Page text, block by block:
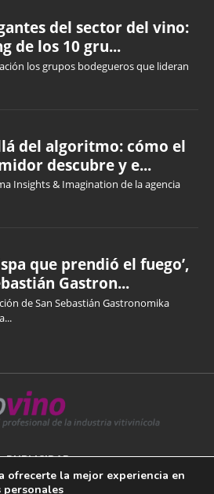
del sector del vino:
de los 10 gru...
los grupos bodegueros que lideran
del algoritmo: cómo el
descubre y e...
Insights & Imagination de la agencia
que prendió el fuego’,
Gastron...
de San Sebastián Gastronomika
PUBLICIDAD
ofrecerte la mejor experiencia en
personales